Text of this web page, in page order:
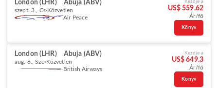
London (LHR) Abuja (ABV)
szept. 3., Cs Közvetlen
Air Peace
Kezdje a
US$ 559.62
Ár/fő
Könyv
London (LHR) Abuja (ABV)
aug. 8., Szo Közvetlen
British Airways
Kezdje a
US$ 649.3
Ár/fő
Könyv